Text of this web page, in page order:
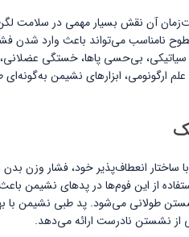
آن نقش بسیار مهمی در سلامت
نامناسب می‌تواند باعث وارد شدن
بی‌حسی پاها، خستگی
ارگونومی، ابزارهای نشیمن
ساختار انعطاف‌پذیر خود، فشار وزن
از این فوم‌ها در پدهای نشیمن
طولانی می‌شود. پد طبی نشیمن با
نشستن نادرست ارائه می‌دهد.